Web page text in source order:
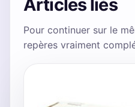
Articles liés
Pour continuer sur le
repères vraiment